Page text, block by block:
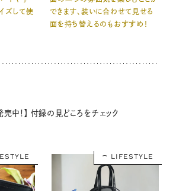
ズして使
できます、装いに合わせて見せる
面を持ち替えるのもおすすめ！
売中！】 付録の見どころをチェック
LIFESTYLE